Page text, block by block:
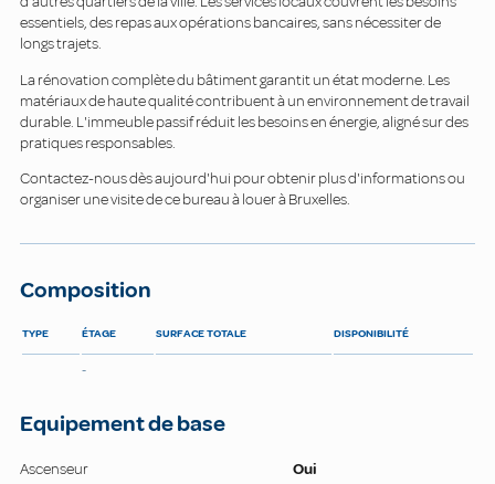
essentiels, des repas aux opérations bancaires, sans nécessiter de
longs trajets.
La rénovation complète du bâtiment garantit un état moderne. Les
matériaux de haute qualité contribuent à un environnement de travail
durable. L'immeuble passif réduit les besoins en énergie, aligné sur des
pratiques responsables.
Contactez-nous dès aujourd'hui pour obtenir plus d'informations ou
organiser une visite de ce bureau à louer à Bruxelles.
Composition
TYPE ÉTAGE SURFACE TOTALE DISPONIBILITÉ
-
Equipement de base
Ascenseur
Oui